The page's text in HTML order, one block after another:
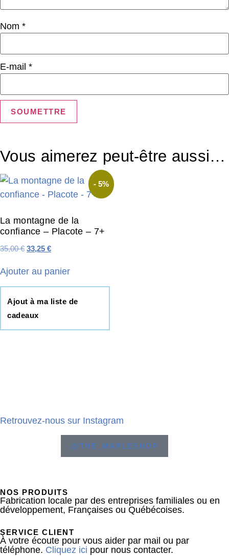
Nom *
E-mail *
Vous aimerez peut-être aussi…
- 5%
La montagne de la
confiance – Placote – 7+
35,00€ 33,25 €
Ajouter au panier
Ajout à ma liste de
cadeaux
Retrouvez-nous sur Instagram
@THE_MAPLESHOP
NOS PRODUITS
Fabrication locale par des entreprises familiales ou en
développement, Françaises ou Québécoises.
SERVICE CLIENT
À votre écoute pour vous aider par mail ou par
téléphone. Cliquez ici pour nous contacter.